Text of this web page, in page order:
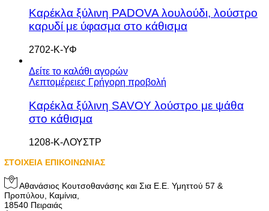
Καρέκλα ξύλινη PADOVA λουλούδι, λούστρο
καρυδί με ύφασμα στο κάθισμα
2702-Κ-ΥΦ
Δείτε το καλάθι αγορών
Λεπτομέρειες Γρήγορη προβολή
Καρέκλα ξύλινη SAVOY λούστρο με ψάθα
στο κάθισμα
1208-Κ-ΛΟΥΣΤΡ
ΣΤΟΙΧΕΙΑ ΕΠΙΚΟΙΝΩΝΙΑΣ
Αθανάσιος Κουτσοθανάσης και Σια Ε.Ε. Υμηττού 57 &
Προπύλου, Καμίνια,
18540 Πειραιάς